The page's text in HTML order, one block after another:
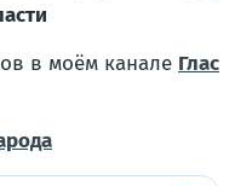
в моём канале Глас